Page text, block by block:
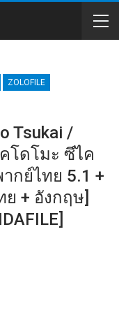
ZOLOFILE
Tsukai /
โดโมะ ซึไค
กย์ไทย 5.1 +
+ อังกฤษ]